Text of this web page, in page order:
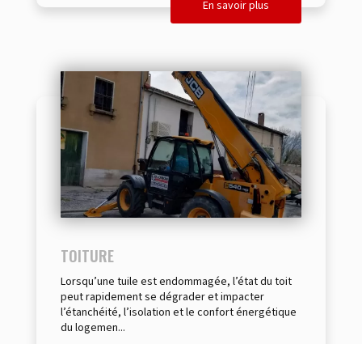
En savoir plus
TOITURE
Lorsqu’une tuile est endommagée, l’état du toit
peut rapidement se dégrader et impacter
l’étanchéité, l’isolation et le confort énergétique
du logemen...